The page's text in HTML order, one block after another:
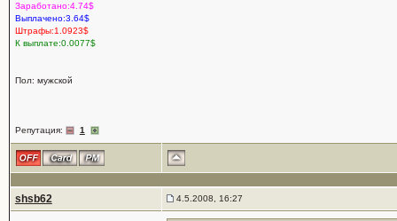
Заработано:4.74$
Выплачено:3.64$
Штрафы:1.0923$
К выплате:0.0077$
Пол: мужской
Репутация: 1
shsb62 4.5.2008, 16:27